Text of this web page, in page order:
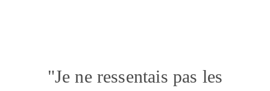
"Je ne ressentais pas les